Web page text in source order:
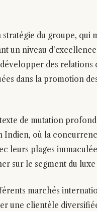
du groupe, qui
un niveau
des
dans la promotion
de mutation
Indien, où la
leurs plages
sur le segment du luxe
marchés
une clientèle